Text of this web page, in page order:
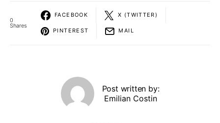
0
Shares
FACEBOOK X (TWITTER)
PINTEREST MAIL
Post written by:
Emilian Costin